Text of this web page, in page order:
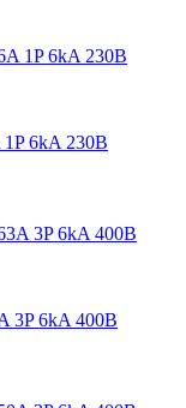
6kA 230В
3P 6kA 400В